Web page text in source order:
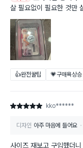
살 필요없이 필요한 것만
👍완전꿀팁 💗구매욕상승
별점 5점 kko******
디자인 아주 마음에 들어요
사이즈 재보고 구입했더